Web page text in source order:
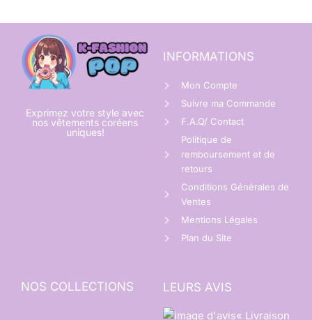
Exprimez votre style avec
nos vêtements coréens
uniques!
INFORMATIONS
Mon Compte
Suivre ma Commande
F.A.Q/ Contact
Politique de
remboursement et de
retours
Conditions Générales de
Ventes
Mentions Légales
Plan du Site
NOS COLLECTIONS LEURS AVIS
« Livraison